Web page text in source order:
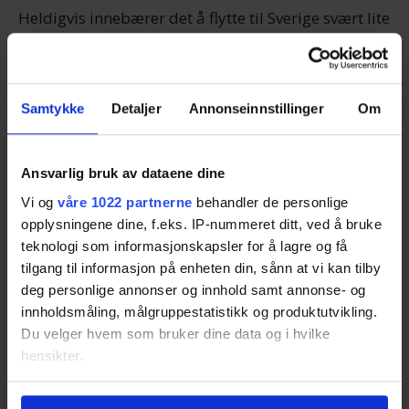
Samtykke Detaljer Annonseinnstillinger Om
Ansvarlig bruk av dataene dine
Vi og våre 1022 partnerne behandler de personlige
opplysningene dine, f.eks. IP-nummeret ditt, ved å bruke
teknologi som informasjonskapsler for å lagre og få
tilgang til informasjon på enheten din, sånn at vi kan tilby
deg personlige annonser og innhold samt annonse- og
innholdsmåling, målgruppestatistikk og produktutvikling.
Du velger hvem som bruker dine data og i hvilke
hensikter.
Hvis du gir oss lov, vil vi også gjerne:
Heldigvis innebærer det å flytte til Sverige svært lite
papirarbeid – med norsk pass er det nærmest full
bevegelsesfrihet over grensen til Sverige. Likevel er
riktig pris er kanskje ikke det du helst vil gjøre, på
toppen av alt det andre.
Med anbudstjenesten til Flytte.no kan du senke
skuldrene og konsentrere deg om de andre tingene
som må gjøres når du skal flytte ut av landet.
Slik fungerer tjenesten
Å bruke Flytte.no er helt gratis og uforpliktende.